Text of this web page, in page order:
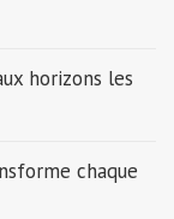
horizons les
chaque